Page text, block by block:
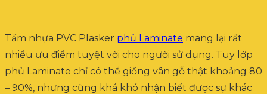
Tấm nhựa PVC Plasker phủ Laminate mang lại rất
nhiều ưu điểm tuyệt vời cho người sử dụng. Tuy lớp
phủ Laminate chỉ có thể giống vân gỗ thật khoảng 80
– 90%, nhưng cũng khá khó nhận biết được sự khác